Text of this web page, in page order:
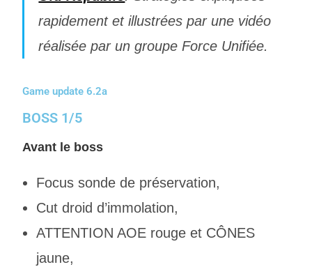
rapidement et illustrées par une vidéo
réalisée par un groupe Force Unifiée.
Game update 6.2a
BOSS 1/5
Avant le boss
Focus sonde de préservation,
Cut droid d’immolation,
ATTENTION AOE rouge et CÔNES
jaune,